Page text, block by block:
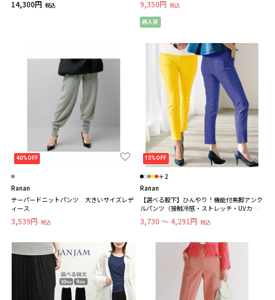
14,300円 税込 9,350円 税込
再入荷
40%OFF
Ranan
テーパードニットパンツ 大きいサイズレデ
ィース
3,539円 税込
15%OFF
＋2
Ranan
【選べる股下】ひんやり！機能付美脚アンク
ルパンツ（接触冷感・ストレッチ・UVカッ
ト） 大きいサイズ レディース
3,730 ～ 4,291円 税込